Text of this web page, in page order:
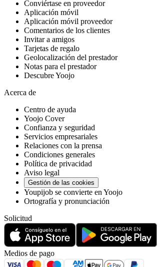
Conviértase en proveedor
Aplicación móvil
Aplicación móvil proveedor
Comentarios de los clientes
Invitar a amigos
Tarjetas de regalo
Geolocalización del prestador
Notas para el prestador
Descubre Yoojo
Acerca de
Centro de ayuda
Yoojo Cover
Confianza y seguridad
Servicios empresariales
Relaciones con la prensa
Condiciones generales
Política de privacidad
Aviso legal
Gestión de las cookies
Youpijob se convierte en Yoojo
Ortografía y pronunciación
Solicitud
Medios de pago